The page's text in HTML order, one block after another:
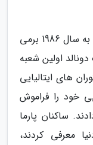
یکی دیگر از حقایقی عجیب درباره ایتالیا به سال 1986 برمی
اولین شعبه
های ایتالیایی
خود را فراموش
ساکنان پارما
معرفی کردند،